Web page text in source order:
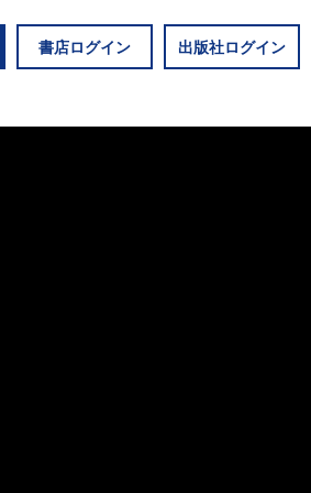
書店ログイン 出版社ログイン